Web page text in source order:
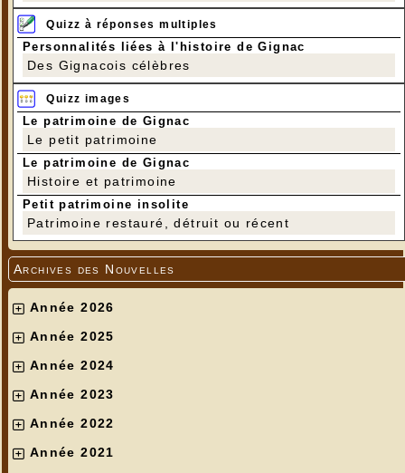
Quizz à réponses multiples
Personnalités liées à l'histoire de Gignac
Des Gignacois célèbres
Quizz images
Le patrimoine de Gignac
Le petit patrimoine
Le patrimoine de Gignac
Histoire et patrimoine
Petit patrimoine insolite
Patrimoine restauré, détruit ou récent
Archives des Nouvelles
Année 2026
Année 2025
Année 2024
Année 2023
Année 2022
Année 2021